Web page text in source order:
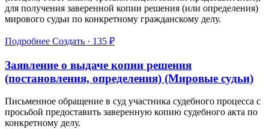
для получения заверенной копии решения (или определения)
мирового судьи по конкретному гражданскому делу.
Подробнее Создать · 135 ₽
Заявление о выдаче копии решения
(постановления, определения) (Мировые судьи)
Письменное обращение в суд участника судебного процесса с
просьбой предоставить заверенную копию судебного акта по
конкретному делу.